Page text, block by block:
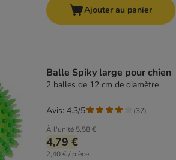
Ajouter au panier
Balle Spiky large pour chien
2 balles de 12 cm de diamètre
À l'unité 5,58 €
4,79 €
2,40 € / pièce
Avis: 4.3/5 (37)